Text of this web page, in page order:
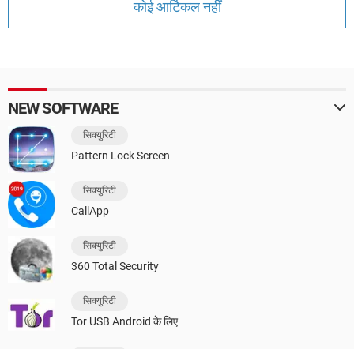
कोई आर्टिकल नहीं
NEW SOFTWARE
सिक्युरिटी
Pattern Lock Screen
सिक्युरिटी
CallApp
सिक्युरिटी
360 Total Security
सिक्युरिटी
Tor USB Android के लिए